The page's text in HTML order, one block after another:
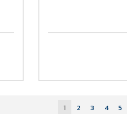
1 2 3 4 5